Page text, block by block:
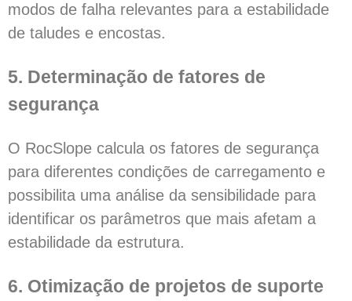
modos de falha relevantes para a estabilidade
de taludes e encostas.
5. Determinação de fatores de
segurança
O RocSlope calcula os fatores de segurança
para diferentes condições de carregamento e
possibilita uma análise da sensibilidade para
identificar os parâmetros que mais afetam a
estabilidade da estrutura.
6. Otimização de projetos de suporte